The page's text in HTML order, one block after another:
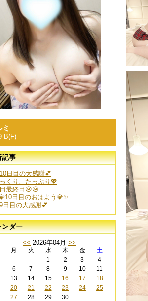
B(F)
記事
日目の大感謝💕
くり、たっぷり💖
最終日😢😢
日目のおはよう💎✨️
日目の大感謝💕
ンダー
<< 2026年04月 >>
月 火 水 木 金
土
1
2 3
4
6
7 8 9 10
11
13 14 15 16 17
18
20 21 22 23 24
25
27 28 29 30